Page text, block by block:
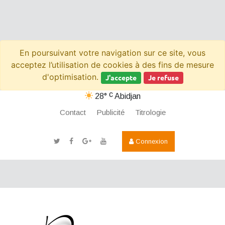
En poursuivant votre navigation sur ce site, vous
acceptez l’utilisation de cookies à des fins de mesure
d'optimisation.
J'accepte Je refuse
28° c Abidjan
Contact
Publicité Titrologie
Connexion